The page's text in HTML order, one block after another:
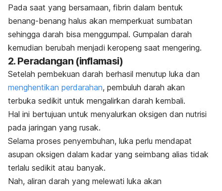
Pada saat yang bersamaan, fibrin dalam bentuk
benang-benang halus akan memperkuat sumbatan
sehingga darah bisa menggumpal. Gumpalan darah
kemudian berubah menjadi keropeng saat mengering.
2. Peradangan (inflamasi)
Setelah pembekuan darah berhasil menutup luka dan
menghentikan perdarahan, pembuluh darah akan
terbuka sedikit untuk mengalirkan darah kembali.
Hal ini bertujuan untuk menyalurkan oksigen dan nutrisi
pada jaringan yang rusak.
Selama proses penyembuhan, luka perlu mendapat
asupan oksigen dalam kadar yang seimbang alias tidak
terlalu sedikit atau banyak.
Nah, aliran darah yang melewati luka akan